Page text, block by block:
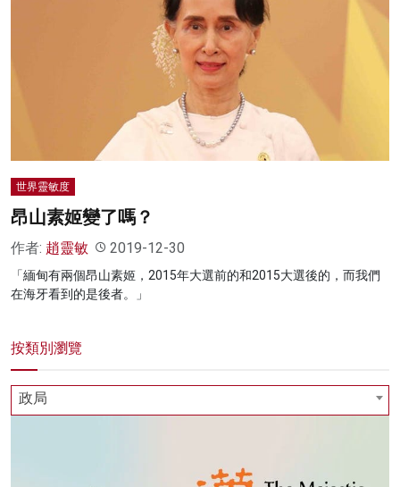
世界靈敏度
昂山素姬變了嗎？
作者: 趙靈敏 2019-12-30
「緬甸有兩個昂山素姬，2015年大選前的和2015大選後的，而我們
在海牙看到的是後者。」
按類別瀏覽
政局